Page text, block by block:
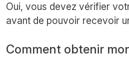
Oui, vous devez vérifier
avant de pouvoir recevoir
Comment obtenir